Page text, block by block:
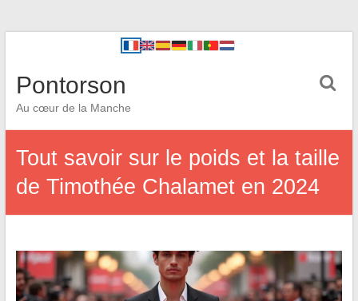
Pontorson
Au cœur de la Manche
Tout savoir sur le poids et la taille
de Timothée Chalamet en 2024